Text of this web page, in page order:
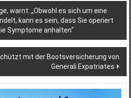
warnt: „Obwohl es sich um eine
kann es sein, dass Sie operiert
Symptome anhalten“
mit der Bootsversicherung von
Generali Expatriates